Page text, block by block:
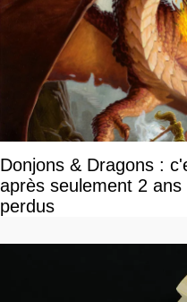
Donjons & Dragons :
après seulement 2
perdus